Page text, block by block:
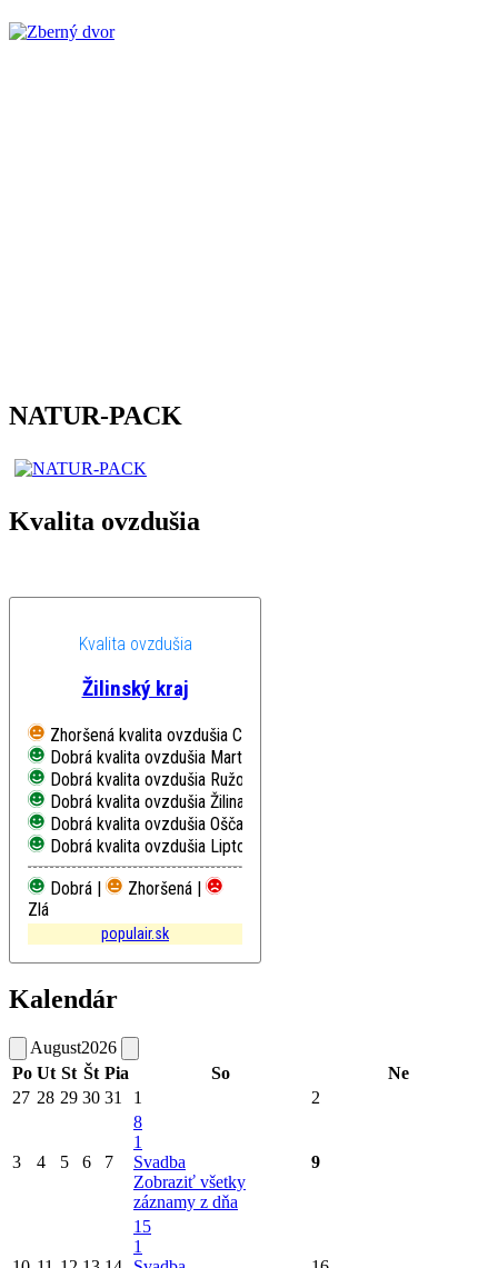
NATUR-PACK
Kvalita ovzdušia
Kvalita ovzdušia
Žilinský kraj
Zhoršená kvalita ovzdušia Chopok, EMEP
Dobrá kvalita ovzdušia Martin, Jesenského
Dobrá kvalita ovzdušia Ružomberok, Riadok
Dobrá kvalita ovzdušia Žilina, Obežná
Dobrá kvalita ovzdušia Oščadnica
Dobrá kvalita ovzdušia Liptovský Mikuláš, Školská
Dobrá |
Zhoršená |
Zlá
populair.sk
Kalendár
August2026
Po Ut St Št Pia So
Ne
27 28 29 30 31 1 2
3 4 5 6 7
8
1
Svadba
Zobraziť všetky
záznamy z dňa
9
15
1